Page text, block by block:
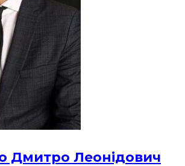
Дмитро Леонідович